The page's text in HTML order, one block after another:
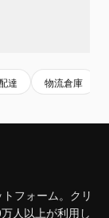
達 物流倉庫
フォーム。クリ
人以上が利用し